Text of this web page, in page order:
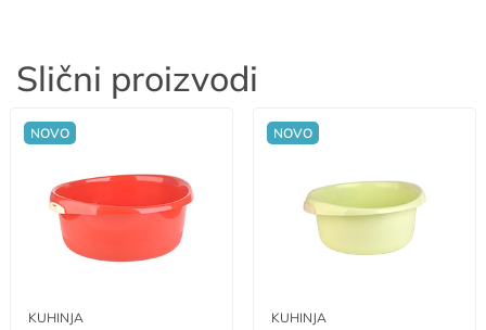
Slični proizvodi
NOVO
KUHINJA
NOVO
KUHINJA